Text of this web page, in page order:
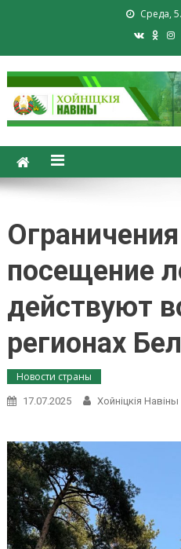
Среда,
Хойники.
Новости
посещение
действуют
регионах
Новости страны
17.07.2025 Хойнiцкiя Навiны